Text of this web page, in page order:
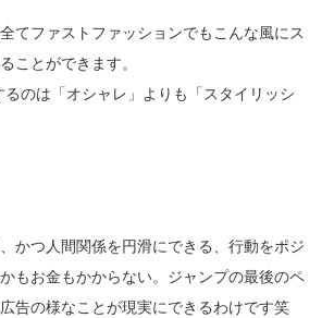
てファストファッションでもこんな風にス
ことができます。
のは「オシャレ」よりも「スタイリッシ
かつ人間関係を円滑にできる、行動をポジ
もお金もかからない。ジャンプの最後のペ
告の様なことが現実にできるわけです笑